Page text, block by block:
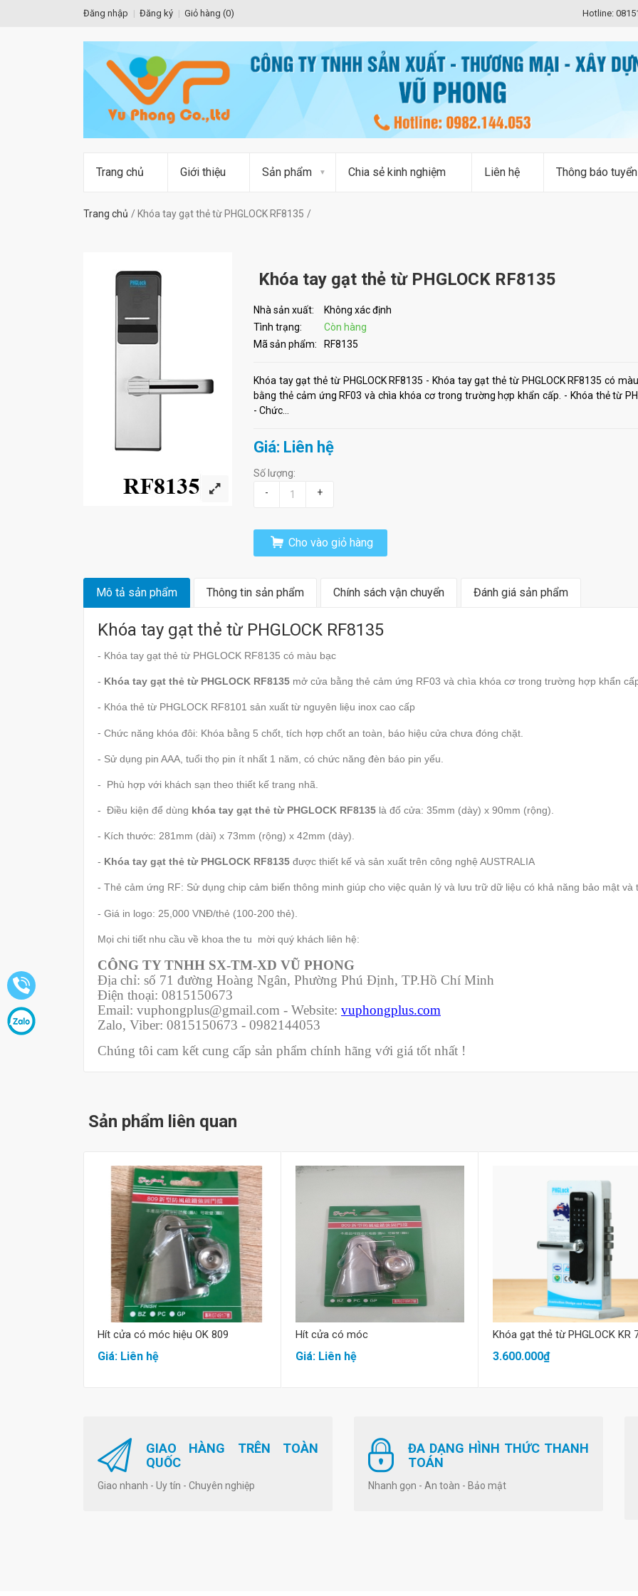
Đăng nhập Đăng ký Giỏ hàng (0) Hotline:
Trang chủ Giới thiệu Sản phẩm Chia sẻ kinh nghiệm Liên hệ Thông báo
Trang chủ Khóa tay gạt thẻ từ PHGLOCK RF8135
Khóa tay gạt thẻ từ PHGLOCK RF8135
Nhà sản xuất:
Không xác định
Tình trạng:
Còn hàng
Mã sản phẩm:
RF8135
Khóa tay gạt thẻ từ PHGLOCK RF8135 - Khóa tay gạt thẻ từ PHGLOCK RF8135 có
bằng thẻ cảm ứng RF03 và chìa khóa cơ trong trường hợp khẩn cấp. - Khóa thẻ từ
- Chức...
Giá: Liên hệ
Số lượng:
-
+
Cho vào giỏ hàng
Mô tả sản phẩm Thông tin sản phẩm Chính sách vận chuyển Đánh giá sản phẩm
Khóa tay gạt thẻ từ PHGLOCK RF8135
- Khóa tay gạt thẻ từ PHGLOCK RF8135 có màu bạc
- Khóa tay gạt thẻ từ PHGLOCK RF8135 mở cửa bằng thẻ cảm ứng RF03 và chìa khóa cơ trong trường hợp khẩn
- Khóa thẻ từ PHGLOCK RF8101 sản xuất từ nguyên liệu inox cao cấp
- Chức năng khóa đôi: Khóa bằng 5 chốt, tích hợp chốt an toàn, báo hiệu cửa chưa đóng chặt.
- Sử dụng pin AAA, tuổi thọ pin ít nhất 1 năm, có chức năng đèn báo pin yếu.
- Phù hợp với khách sạn theo thiết kế trang nhã.
- Điều kiện để dùng khóa tay gạt thẻ từ PHGLOCK RF8135 là đố cửa: 35mm (dày) x 90mm (rộng).
- Kích thước: 281mm (dài) x 73mm (rộng) x 42mm (dày).
- Khóa tay gạt thẻ từ PHGLOCK RF8135 được thiết kế và sản xuất trên công nghệ AUSTRALIA
- Thẻ cảm ứng RF: Sử dụng chip cảm biến thông minh giúp cho việc quản lý và lưu trữ dữ liệu có khả năng bảo mật và
- Giá in logo: 25,000 VNĐ/thẻ (100-200 thẻ).
Mọi chi tiết nhu cầu về khoa the tu mời quý khách liên hệ:
CÔNG TY TNHH SX-TM-XD VŨ PHONG
Địa chỉ: số 71 đường Hoàng Ngân, Phường Phú Định, TP.Hồ Chí Minh
Điện thoại: 0815150673
Email: vuphongplus@gmail.com - Website: vuphongplus.com
Zalo, Viber: 0815150673 - 0982144053
Chúng tôi cam kết cung cấp sản phẩm chính hãng với giá tốt nhất !
Sản phẩm liên quan
Mua hàng
Hít cửa có móc hiệu OK 809
Giá: Liên hệ
Mua hàng
Hít cửa có móc
Giá: Liên hệ
Mua hàng
Khóa gạt thẻ từ PHGLOCK KR
3.600.000₫
GIAO HÀNG TRÊN TOÀN
QUỐC
Giao nhanh - Uy tín - Chuyên nghiệp
ĐA DẠNG HÌNH THỨC THANH
TOÁN
Nhanh gọn - An toàn - Bảo mật